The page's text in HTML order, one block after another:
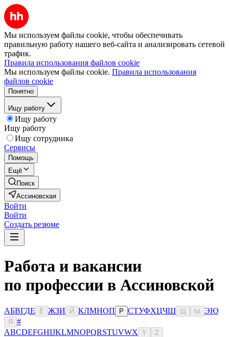
Мы используем файлы cookie, чтобы обеспечивать
правильную работу нашего веб-сайта и анализировать сетевой
трафик.
Правила использования файлов cookie
Мы используем файлы cookie. Правила использования
файлов cookie
Понятно
Ищу работу
Ищу работу
Ищу работу
Ищу сотрудника
Сервисы
Помощь
Ещё
Поиск
Ассиновская
Войти
Войти
Создать резюме
Работа и вакансии
по профессии в Ассиновской
АБВГДЕ Ё ЖЗИ Й КЛМНОП Р СТУФХЦЧШ Ы ЭЮ
Я
#
ABCDEFGHIJKLMNOPQRSTUVWX Y Z